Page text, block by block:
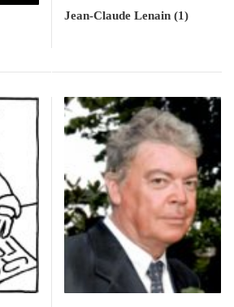
Jean-Claude Lenain (1)